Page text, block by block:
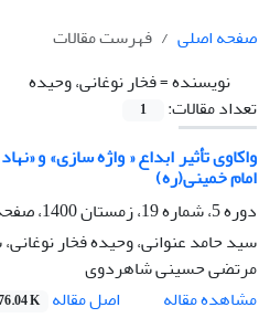
صفحه اصلی
فهرست مقالات
نویسنده =فخار نوغانی، وحیده
تعداد مقالات:
1
واکاوی تأثیر ابداع « واژه سازی» و
امام خمینی(ره)
دوره 5، شماره 19، زمستان 1400، صفحه
سید حامد عنوانی، وحیده فخار
مرتضی حسینی شاهردوی
مشاهده مقاله
اصل مقاله K